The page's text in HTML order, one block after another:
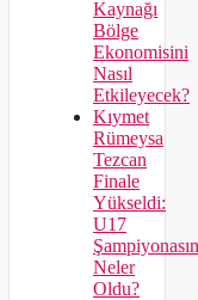
Kaynağı
Bölge
Ekonomisini
Nasıl
Etkileyecek?
Kıymet
Rümeysa
Tezcan
Finale
Yükseldi:
U17
Neler
Oldu?